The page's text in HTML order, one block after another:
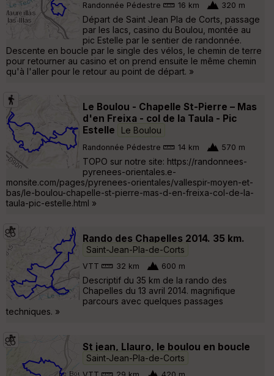
Randonnée Pédestre 16 km 320 m
Départ de Saint Jean Pla de Corts, passage
par les lacs, casino du Boulou, montée au
pic Estelle par le sentier de randonnée.
Descente en boucle par le single des vélos, le chemin de terre
pour retourner au casino et on prend ensuite le même chemin
qu'à l'aller pour le retour au point de départ. »
Le Boulou - Chapelle St-Pierre – Mas
d'en Freixa - col de la Taula - Pic
Estelle
Le Boulou
Randonnée Pédestre 14 km 570 m
TOPO sur notre site: https://randonnees-
pyrenees-orientales.e-
monsite.com/pages/pyrenees-orientales/vallespir-moyen-et-
bas/le-boulou-chapelle-st-pierre-mas-d-en-freixa-col-de-la-
taula-pic-estelle.html »
Rando des Chapelles 2014. 35 km.
Saint-Jean-Pla-de-Corts
VTT 32 km 600 m
Descriptif du 35 km de la rando des
Chapelles du 13 avril 2014. magnifique
parcours avec quelques passages
techniques. »
St jean, Llauro, le boulou en boucle
Saint-Jean-Pla-de-Corts